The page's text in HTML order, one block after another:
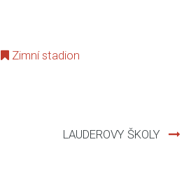
Zimní stadion
LAUDEROVY ŠKOLY